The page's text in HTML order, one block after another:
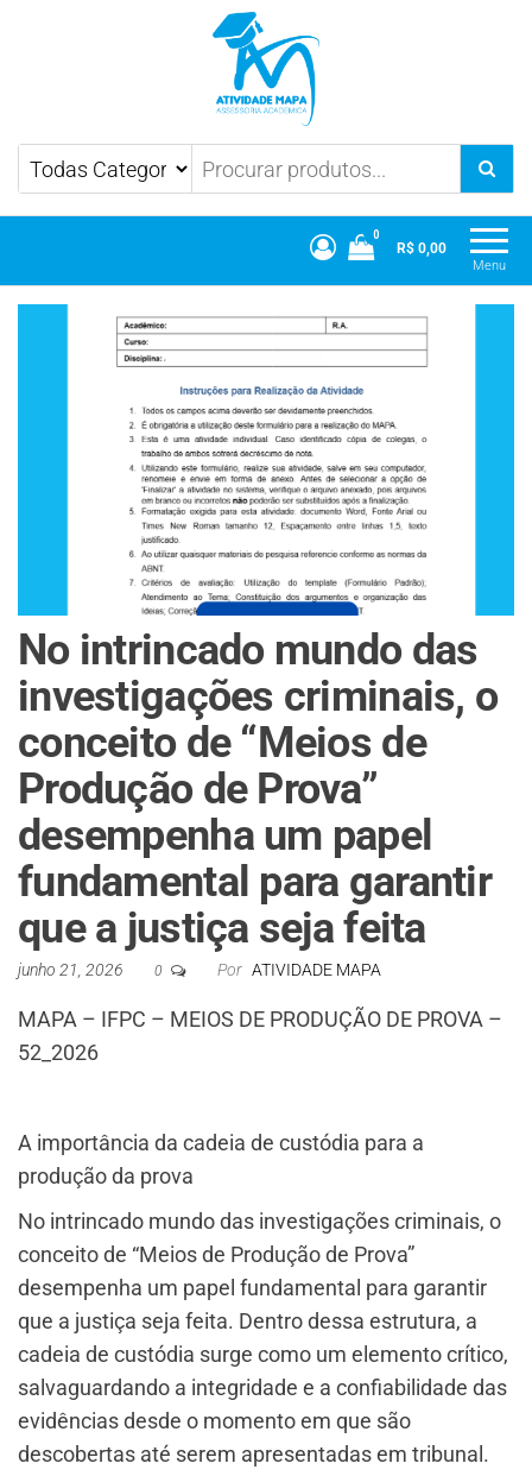
Atividade Mapa Mapa UniCesumar
Menu
0
R$ 0,00
No intrincado mundo das
investigações criminais, o
conceito de “Meios de
Produção de Prova”
desempenha um papel
fundamental para garantir
que a justiça seja feita
junho 21, 2026 0 Por ATIVIDADE MAPA
MAPA – IFPC – MEIOS DE PRODUÇÃO DE PROVA –
52_2026
A importância da cadeia de custódia para a
produção da prova
No intrincado mundo das investigações criminais, o
conceito de “Meios de Produção de Prova”
desempenha um papel fundamental para garantir
que a justiça seja feita. Dentro dessa estrutura, a
cadeia de custódia surge como um elemento crítico,
salvaguardando a integridade e a confiabilidade das
evidências desde o momento em que são
descobertas até serem apresentadas em tribunal.